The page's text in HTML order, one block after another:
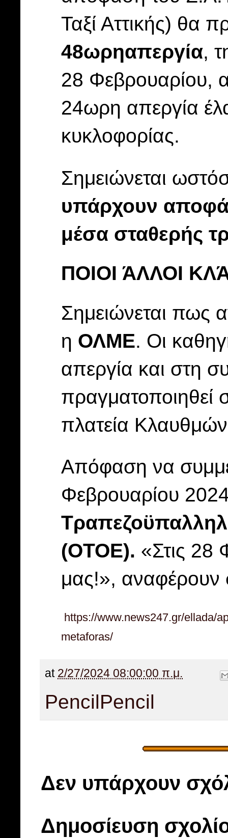
Ταξί Αττικής) θα
48ωρηαπεργία,
28 Φεβρουαρίου,
24ωρη απεργία
κυκλοφορίας.
Σημειώνεται
υπάρχουν
μέσα σταθερής
ΠΟΙΟΙ ΆΛΛΟΙ
Σημειώνεται πως
η ΟΛΜΕ. Οι
απεργία και στη
πραγματοποιηθεί
πλατεία
Απόφαση να
Φεβρουαρίου
(ΟΤΟΕ). «Στις 28
μας!», αναφέρουν
https://www.news247.gr/ellada/
metaforas/
at 2/27/2024 08:00:00 π.μ.
PencilPencil
Δεν υπάρχουν
Δημοσίευση